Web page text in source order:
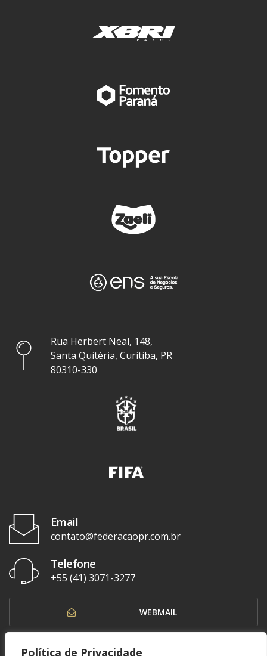
Política de Privacidade
Rua Herbert Neal, 148,
Santa Quitéria, Curitiba, PR
80310-330
Email
contato@federacaopr.com.br
Telefone
+55 (41) 3071-3277
WEBMAIL
OUVIDORIA